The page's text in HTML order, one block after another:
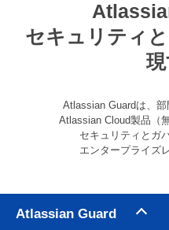
セキュリティ
Atlassian Guardは、
Atlassian Cloud製品（
セキュリティとガ
エンタープライズ
Atlassian Guard